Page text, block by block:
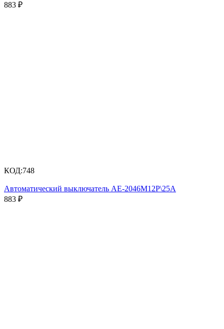
883 ₽
КОД:748
Автоматический выключатель АЕ-2046М12Р\25А
883 ₽